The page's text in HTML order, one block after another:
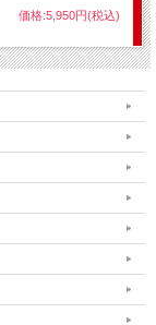
価格:5,950円(税込)